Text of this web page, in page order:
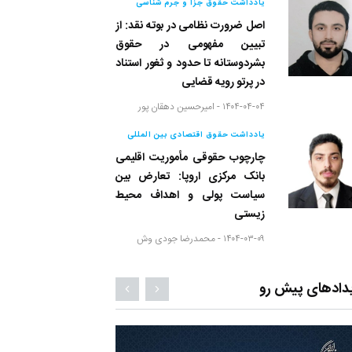
یادداشت حقوق جزا و جرم شناسی
اصل ضرورت نظامی در بوته نقد: از
تبیین مفهومی در حقوق
بشردوستانه تا حدود و ثغور استناد
در پرتو رویه قضایی
۱۴۰۴-۰۴-۰۴ - امیرحسین دهقان پور
یادداشت حقوق اقتصادی بین المللی
چارچوب حقوقی مأموریت اقلیمی
بانک مرکزی اروپا: تعارض بین
سیاست پولی و اهداف محیط
زیستی
۱۴۰۴-۰۳-۰۹ - محمدرضا جودی وش
پیش رو